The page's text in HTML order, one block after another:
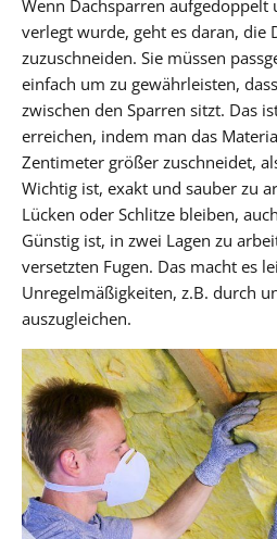
Wenn Dachsparren
verlegt wurde, geht es daran, die
zuzuschneiden. Sie müssen
einfach um zu gewährleisten,
zwischen den Sparren sitzt. Das
erreichen, indem man das
Zentimeter größer zuschneidet,
Wichtig ist, exakt und sauber zu
Lücken oder Schlitze bleiben,
Günstig ist, in zwei Lagen zu
versetzten Fugen. Das macht es
Unregelmäßigkeiten, z.B. durch
auszugleichen.